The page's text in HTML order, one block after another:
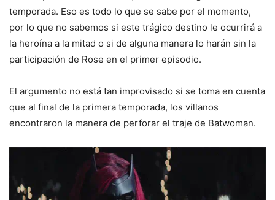
temporada. Eso es todo lo que se sabe por el momento,
por lo que no sabemos si este trágico destino le ocurrirá a
la heroína a la mitad o si de alguna manera lo harán sin la
participación de Rose en el primer episodio.
El argumento no está tan improvisado si se toma en cuenta
que al final de la primera temporada, los villanos
encontraron la manera de perforar el traje de Batwoman.